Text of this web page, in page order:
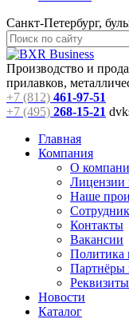
Санкт-Петербург,
Производство и
прилавков,
+7 (812) 461-97-51
+7 (495) 268-15-21
Главная
Компания
О
Лицензии
Наше
Контакты
Вакансии
Политика
Партнёры
Реквизиты
Новости
Каталог